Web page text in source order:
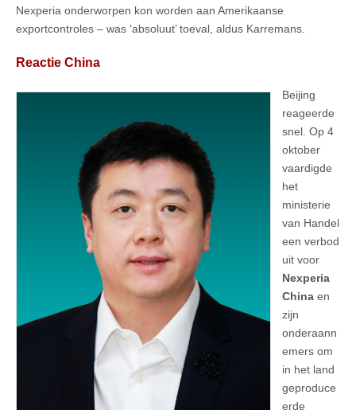
Nexperia onderworpen kon worden aan Amerikaanse
exportcontroles – was ‘absoluut’ toeval, aldus Karremans.
Reactie China
Beijing
reageerde
snel. Op 4
oktober
vaardigde
het
ministerie
van Handel
een verbod
uit voor
Nexperia
China en
zijn
onderaann
emers om
in het land
geproduce
erde